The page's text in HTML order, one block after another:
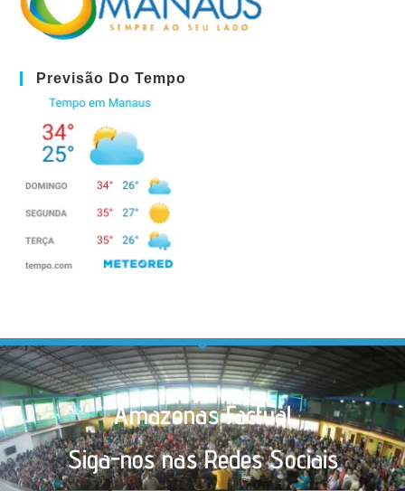
Previsão Do Tempo
Amazonas Factual
Siga-nos nas Redes Sociais